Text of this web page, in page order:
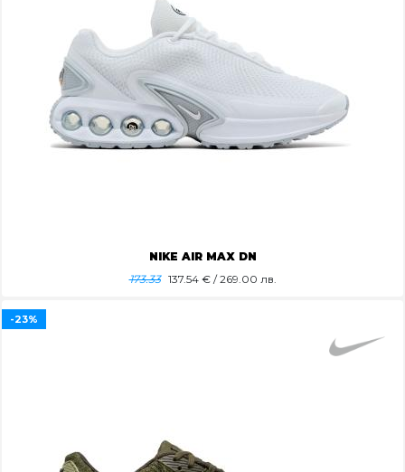
NIKE AIR MAX DN
173.33 137.54€ / 269.00 лв.
-23%